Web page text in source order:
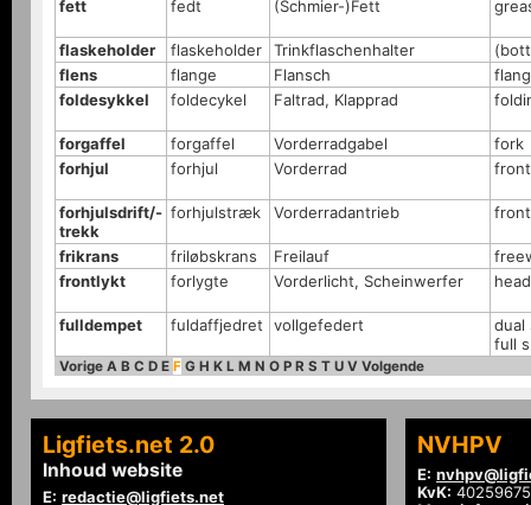
fett fedt (Schmier-)Fett
flaskeholder flaskeholder Trinkflaschenhalter
flens
flange Flansch
foldesykkel
foldecykel Faltrad, Klapprad
forgaffel forgaffel Vorderradgabel
fork
forhjul
forhjul Vorderrad
forhjulsdrift/-
trekk
forhjulstræk Vorderradantrieb
frikrans friløbskrans Freilauf
frontlykt
forlygte Vorderlicht, Scheinwerfer
fulldempet fuldaffjedret vollgefedert
dual
full
Vorige A B C D E F G H K L M N O P R S T U V Volgende
Ligfiets.net 2.0
Inhoud website
E: redactie@ligfiets.net
NVHPV
E:
KvK: 40259675